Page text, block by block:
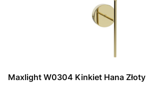
Maxlight W0304 Kinkiet Hana Złoty